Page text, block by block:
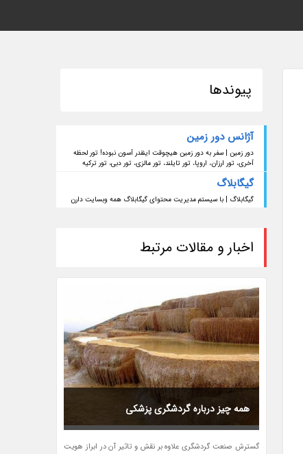
پیوندها
آژانس دور زمین
دور زمین | سفر به دور زمین هیچوقت اینقدر آسون نبوده! تور لحظه
آخری، تور ارزان، اروپا، تور تایلند، تور مالزی، تور دبی، تور ترکیه
گیگابلاگ
گیگابلاگ | با سیستم مدیریت محتوای گیگابلاگ همه وبسایت دارن
اخبار و مقالات مرتبط
همه چیز درباره گردشگری پزشکی
گسترش صنعت گردشگری علاوه بر نقش و تاثیر آن در ابراز هویت